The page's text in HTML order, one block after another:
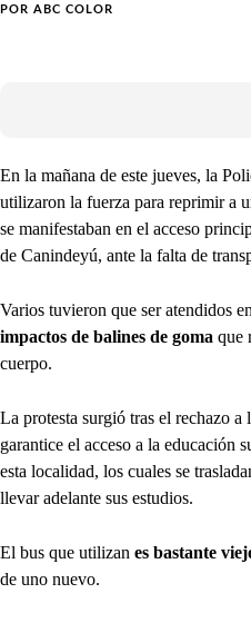
POR ABC COLOR
En la mañana de este jueves, la
utilizaron la fuerza para reprimir a
se manifestaban en el acceso
de Canindeyú, ante la falta de
Varios tuvieron que ser atendidos
impactos de balines de goma que
cuerpo.
La protesta surgió tras el rechazo a
garantice el acceso a la educación
esta localidad, los cuales se
llevar adelante sus estudios.
El bus que utilizan es bastante
de uno nuevo.